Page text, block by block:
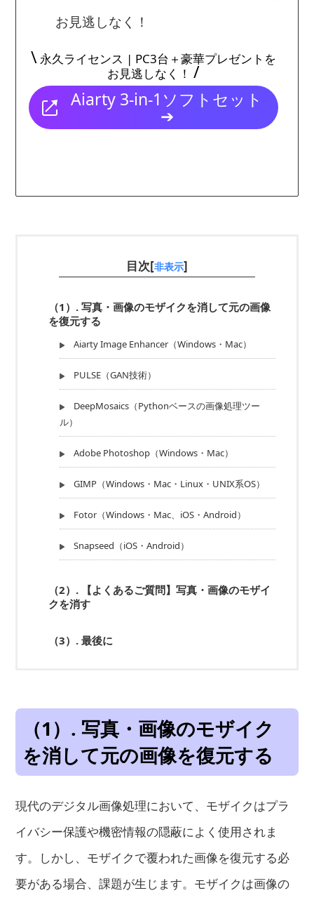
お見逃しなく！
\ 永久ライセンス | PC3台＋豪華プレゼントを
お見逃しなく！ /
Aiarty 3-in-1ソフトセット
➔
目次[非表示]
（1）.写真・画像のモザイクを消して元の画像
を復元する
Aiarty Image Enhancer（Windows・Mac）
PULSE（GAN技術）
DeepMosaics（Pythonベースの画像処理ツー
ル）
Adobe Photoshop（Windows・Mac）
GIMP（Windows・Mac・Linux・UNIX系OS）
Fotor（Windows・Mac、iOS・Android）
Snapseed（iOS・Android）
（2）.
【よくあるご質問】写真・画像のモザイ
クを消す
（3）.最後に
（1）. 写真・画像のモザイク
を消して元の画像を復元する
現代のデジタル画像処理において、モザイクはプラ
イバシー保護や機密情報の隠蔽によく使用されま
す。しかし、モザイクで覆われた画像を復元する必
要がある場合、課題が生じます。モザイクは画像の